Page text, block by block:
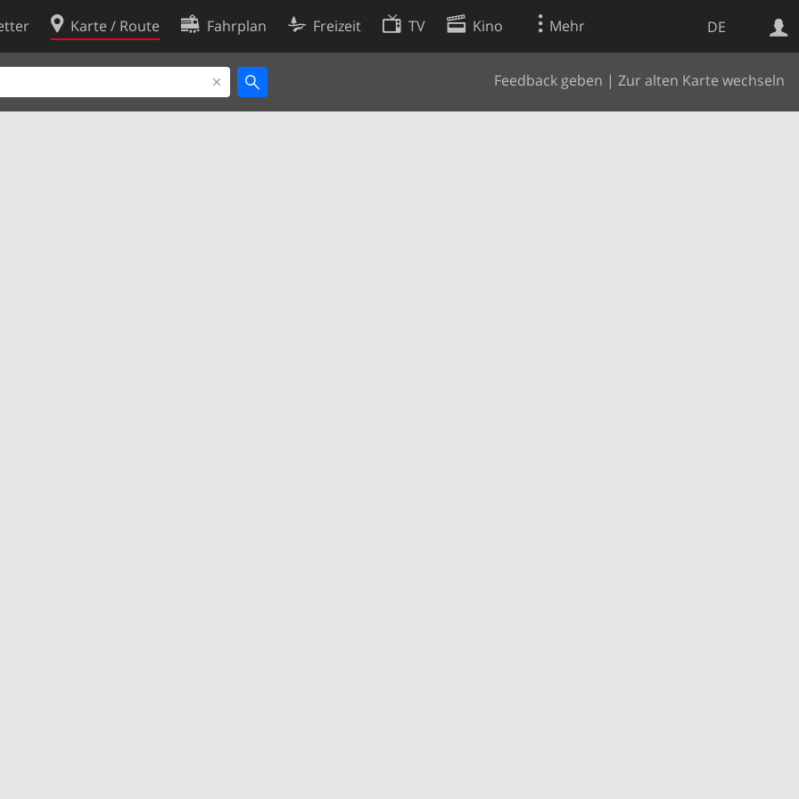
DE
Karte / Route Fahrplan Freizeit TV Kino Mehr
Feedback geben | Zur alten Karte wechseln
Websuche
Cookie-Richtlinie
Cookie-Einstellungen